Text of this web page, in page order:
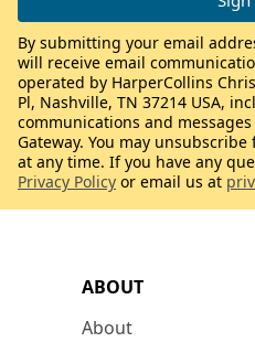
ABOUT
About
By submitting your email
will receive email
operated by HarperCollins
Pl, Nashville, TN 37214 USA,
communications and
Gateway. You may unsubscribe
at any time. If you have any
Privacy Policy or email us at